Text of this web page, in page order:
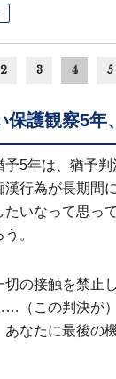
2 3 4 5
保護観察5年
5年は、猶予
行為が長期間
いなって思っ
。
切の接触を禁
（この判決が
なたに最後の